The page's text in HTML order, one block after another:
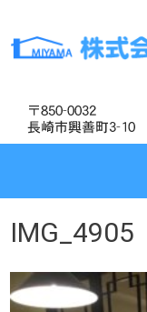
テ
ス
テ
ス
IMG_4905